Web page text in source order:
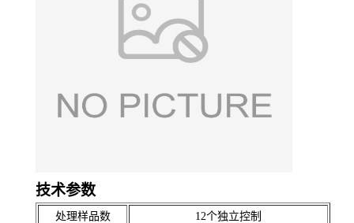
技术参数
处理样品数 12个独立控制